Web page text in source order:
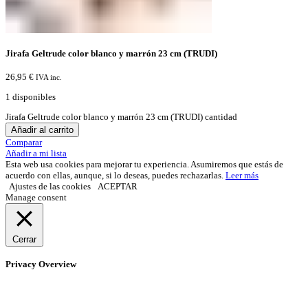
Jirafa Geltrude color blanco y marrón 23 cm (TRUDI)
26,95 € IVA inc.
1 disponibles
Jirafa Geltrude color blanco y marrón 23 cm (TRUDI) cantidad
Añadir al carrito
Comparar
Añadir a mi lista
Esta web usa cookies para mejorar tu experiencia. Asumiremos que estás de
acuerdo con ellas, aunque, si lo deseas, puedes rechazarlas. Leer más
Ajustes de las cookies
ACEPTAR
Manage consent
Cerrar
Privacy Overview